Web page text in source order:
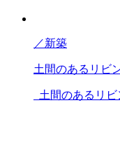
／新築
土間のあるリビ
土間のあるリ